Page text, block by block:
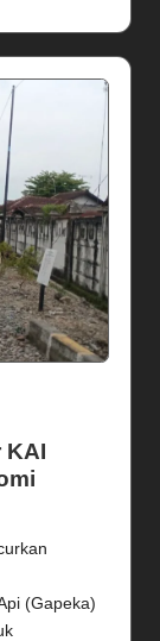
KAI
(Gapeka)